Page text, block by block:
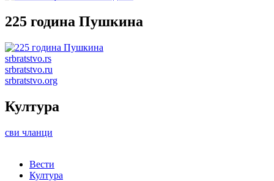
225 година Пушкина
srbratstvo.rs
srbratstvo.ru
srbratstvo.org
Култура
сви чланци
Вести
Култура